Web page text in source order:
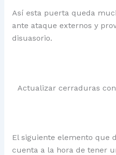
Así esta puerta queda
ante ataque externos y
disuasorio.
Actualizar cerraduras
El siguiente elemento que
cuenta a la hora de tener